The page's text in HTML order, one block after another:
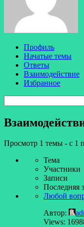
Профиль
Начатые темы
Ответы
Взаимодействие
Избранное
тем:
Просмотр 1 темы - с 1
Тема
Участники
Записи
Последняя
Любой
Автор:
Views: